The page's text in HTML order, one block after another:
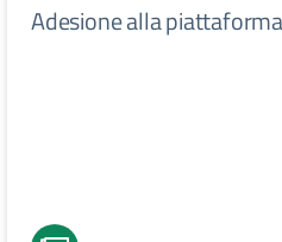
Adesione alla